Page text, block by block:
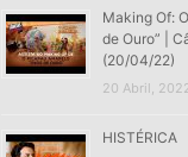
Making Of:
de Ouro” |
(20/04/22)
20 Abril,
HISTÉRICA